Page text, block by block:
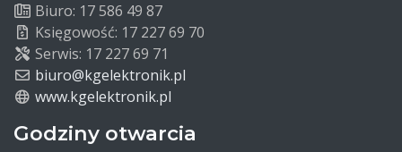
Biuro: 17 586 49 87
Księgowość: 17 227 69 70
Serwis: 17 227 69 71
biuro@kgelektronik.pl
www.kgelektronik.pl
Godziny otwarcia